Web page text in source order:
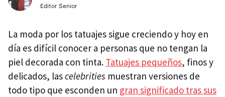
Editor Senior
La moda por los tatuajes sigue creciendo y hoy en
día es difícil conocer a personas que no tengan la
piel decorada con tinta. Tatuajes pequeños, finos y
delicados, lascelebrities muestran versiones de
todo tipo que esconden un gran significado tras sus